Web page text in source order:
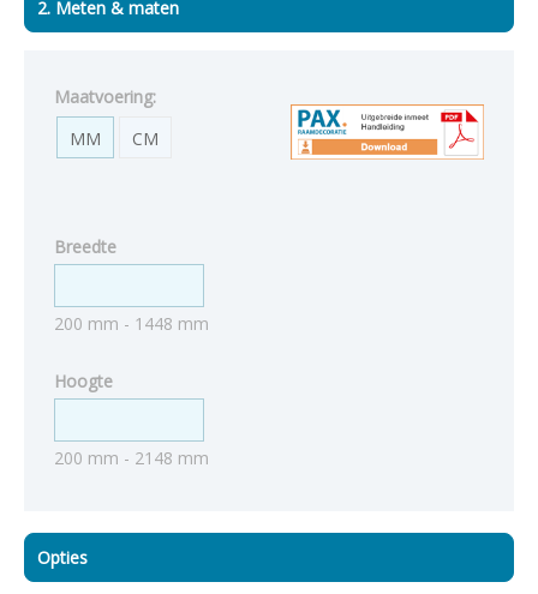
2. Meten & maten
Maatvoering:
MM
CM
Breedte
200 mm - 1448 mm
Hoogte
200 mm - 2148 mm
Opties